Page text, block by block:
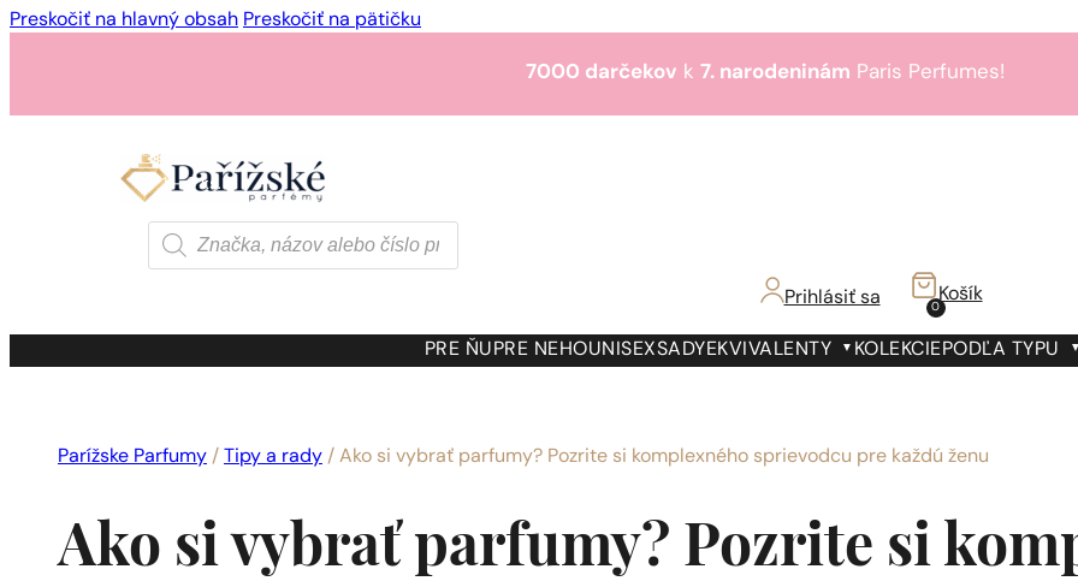
Preskočiť na hlavný obsah Preskočiť na pätičku
7000 darčekov k 7. narodeninám Paris Perfumes!
1 - 3 ks.
Products
search
Prihlásiť sa 0
Košík
PRE ŇU PRE NEHOUNISEXSADY EKVIVALENTY KOLEKCIEPODĽA TYPU
Parížske Parfumy / Tipy a rady / Ako si vybrať parfumy? Pozrite si komplexného sprievodcu pre každú ženu
Ako si vybrať parfumy? Pozrite si